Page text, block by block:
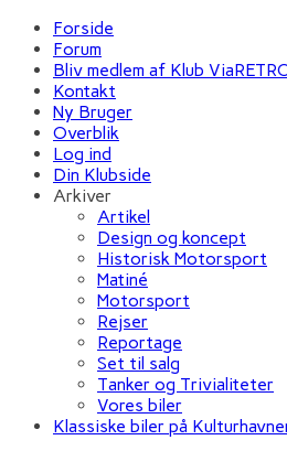
Forside
Forum
Bliv medlem af Klub
Kontakt
Ny Bruger
Overblik
Log ind
Din Klubside
Arkiver
Artikel
Design og koncept
Historisk Motorsport
Matiné
Motorsport
Rejser
Reportage
Set til salg
Tanker og Trivialiteter
Vores biler
Klassiske biler på